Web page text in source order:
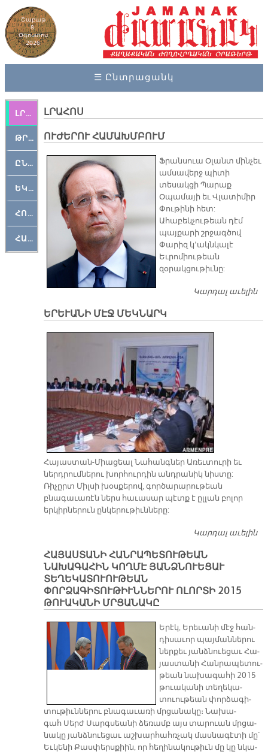
Շաբաթ
8,
Օգոստոս
2026
☰ Ընտրացանկ
ԼՐԱՀՈՍ
ԹՐՔԱՀԱՅ ԿԵԱՆՔ
ԸՆԿԵՐԱՄՇԱԿՈՒԹԱՅԻՆ
ԵԿԵՂԵՑԱԿԱՆ
ՀՈԳԵՄՏԱՒՈՐ
ՀԱՐԹԱԿ
ԼՐԱՀՈՍ
ՈՒԺԵՐՈՒ ՀԱՄԱԽՄԲՈՒՄ
Ֆրանսուա Օլանտ մինչեւ
ամսավերջ պիտի
տեսակցի Պարաք
Օպամայի եւ Վլատիմիր
Փութինի հետ:
Ահաբեկչութեան դէմ
պայքարի շրջագծով
Փարիզ կ՚ակնկալէ
Եւրոմիութեան
զօրակցութիւնը:
Կարդալ աւելին
ԵՐԵՒԱՆԻ ՄԷՋ ՄԵԿՆԱՐԿ
Հայաստան-Միացեալ Նահանգներ Առեւտուրի եւ
ներդրումներու խորհուրդին անդրանիկ նիստը:
Ռիչըրտ Միլսի խօսքերով, գործարարութեան
բնագաւառէն ներս հաւասար պէտք է ըլլան բոլոր
երկիրներուն ընկերութիւնները:
Կարդալ աւելին
ՀԱՅԱՍՏԱՆԻ ՀԱՆՐԱՊԵՏՈՒԹԵԱՆ
ՆԱԽԱԳԱՀԻՆ ԿՈՂՄԷ ՅԱՆՁՆՈՒԵՑԱՒ
ՏԵՂԵԿԱՏՈՒՈՒԹԵԱՆ
ՓՈՐՁԱԳԻՏՈՒԹԻՒՆՆԵՐՈՒ ՈԼՈՐՏԻ 2015
ԹՈՒԱԿԱՆԻ ՄՐՑԱՆԱԿԸ
Ե­րէկ, Ե­րե­ւա­նի մէջ հան­
դի­սա­ւոր պայ­ման­նե­րու
ներ­քեւ յանձ­նուե­ցաւ Հա­
յաս­տա­նի Հան­րա­պե­տու­
թեան նա­խա­գա­հի 2015
թուա­կա­նի տե­ղե­կա­
տուու­թեան փոր­ձա­գի­
տու­թիւն­նե­րու բնա­գա­ւա­ռի մրցա­նա­կը։ Նա­խա­
գահ Սերժ Սարգ­սեա­նի ձե­ռամբ այս տա­րուան մրցա­
նա­կը յանձ­նուե­ցաւ աշ­խար­հահռ­չակ մաս­նա­գէ­տի մը՝
Եւ­կե­նի Քաս­փերս­քիին, որ հե­ղի­նա­կու­թիւն մը կը նկա­